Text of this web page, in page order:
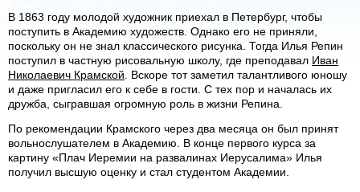
В 1863 году молодой художник приехал в Петербург, чтобы
поступить в Академию художеств. Однако его не приняли,
поскольку он не знал классического рисунка. Тогда Илья Репин
поступил в частную рисовальную школу, где преподавал Иван
Николаевич Крамской. Вскоре тот заметил талантливого юношу
и даже пригласил его к себе в гости. С тех пор и началась их
дружба, сыгравшая огромную роль в жизни Репина.
По рекомендации Крамского через два месяца он был принят
вольнослушателем в Академию. В конце первого курса за
картину «Плач Иеремии на развалинах Иерусалима» Илья
получил высшую оценку и стал студентом Академии.